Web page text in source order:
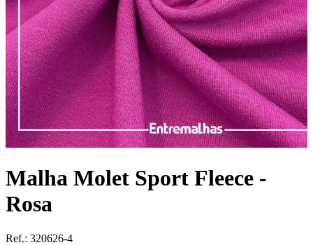
Malha Molet Sport Fleece -
Rosa
Ref.: 320626-4